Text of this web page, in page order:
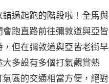
過起跑的階段啦！全馬與
跑直路前往彌敦道與亞皆
但在彌敦道與亞皆老街早
大多設有多個打氣觀賞熱
區的交通相當方便，絕對